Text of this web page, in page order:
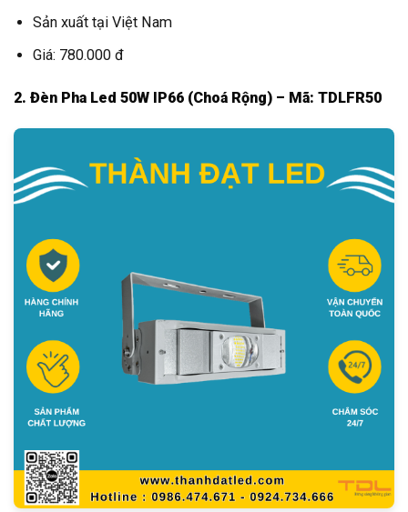
Sản xuất tại Việt Nam
Giá: 780.000 đ
2. Đèn Pha Led 50W IP66 (Choá Rộng) – Mã: TDLFR50